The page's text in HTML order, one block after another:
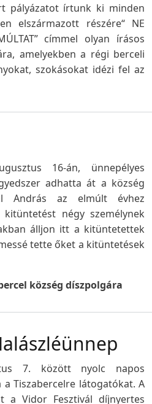
pályázatot írtunk ki minden
elszármazott részére“ NE
címmel olyan írásos
amelyekben a régi berceli
szokásokat idézi fel az
16-án, ünnepélyes
adhatta át a község
András az elmúlt évhez
négy személynek
álljon itt a kitüntetettek
tette őket a kitüntetések
község díszpolgára
7. között nyolc napos
Tiszabercelre látogatókat. A
a Vidor Fesztivál díjnyertes